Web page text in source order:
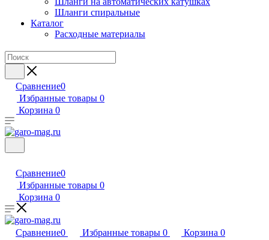
Шланги спиральные
Каталог
Расходные материалы
Сравнение0
Избранные товары 0
Корзина 0
Сравнение0
Избранные товары 0
Корзина 0
Сравнение0 Избранные товары 0 Корзина 0